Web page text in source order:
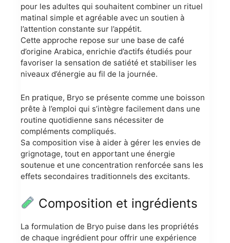
pour les adultes qui souhaitent combiner un rituel
matinal simple et agréable avec un soutien à
l’attention constante sur l’appétit.
Cette approche repose sur une base de café
d’origine Arabica, enrichie d’actifs étudiés pour
favoriser la sensation de satiété et stabiliser les
niveaux d’énergie au fil de la journée.
En pratique, Bryo se présente comme une boisson
prête à l’emploi qui s’intègre facilement dans une
routine quotidienne sans nécessiter de
compléments compliqués.
Sa composition vise à aider à gérer les envies de
grignotage, tout en apportant une énergie
soutenue et une concentration renforcée sans les
effets secondaires traditionnels des excitants.
Composition et ingrédients
La formulation de Bryo puise dans les propriétés
de chaque ingrédient pour offrir une expérience